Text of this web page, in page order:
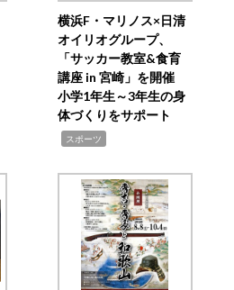
横浜F・マリノス×日清
オイリオグループ、
「サッカー教室&食育
講座 in 宮崎」を開催
小学1年生～3年生の身
体づくりをサポート
スポーツ